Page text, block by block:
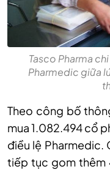
Tasco Pharma
Pharmedic giữa
Theo công bố
mua 1.082.494 cổ
điều lệ Pharmedic.
tiếp tục gom